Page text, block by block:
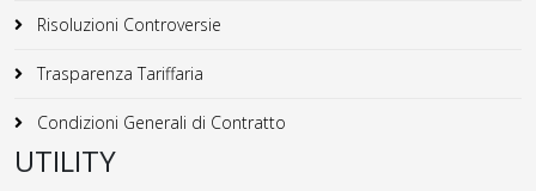
Risoluzioni Controversie
Trasparenza Tariffaria
Condizioni Generali di Contratto
UTILITY